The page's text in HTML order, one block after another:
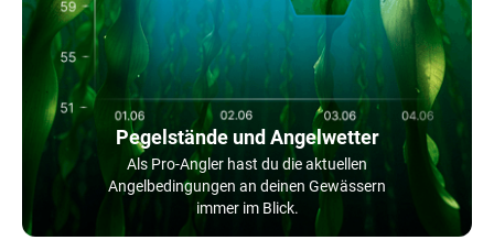
Pegelstände und Angelwetter
Als Pro-Angler hast du die aktuellen
Angelbedingungen an deinen Gewässern
immer im Blick.